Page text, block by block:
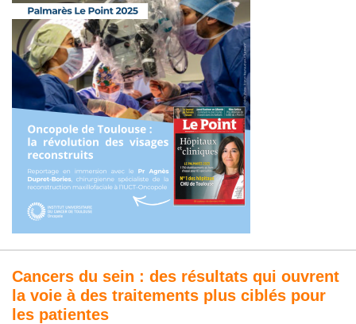
Cancers du sein : des résultats qui ouvrent
la voie à des traitements plus ciblés pour
les patientes